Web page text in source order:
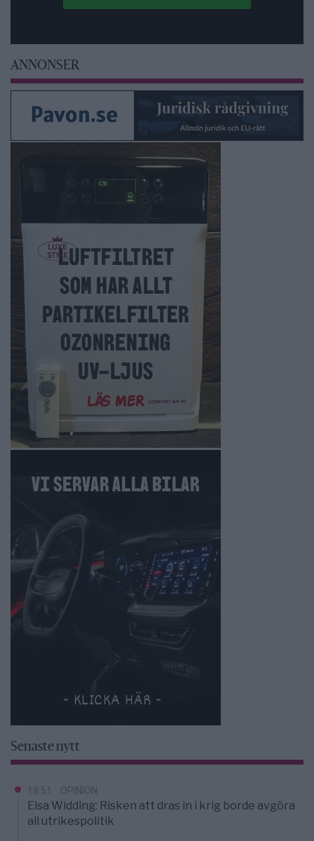
ANNONSER
Senaste nytt
18:51 OPINION
Elsa Widding: Risken att dras in i krig borde avgöra
all utrikespolitik